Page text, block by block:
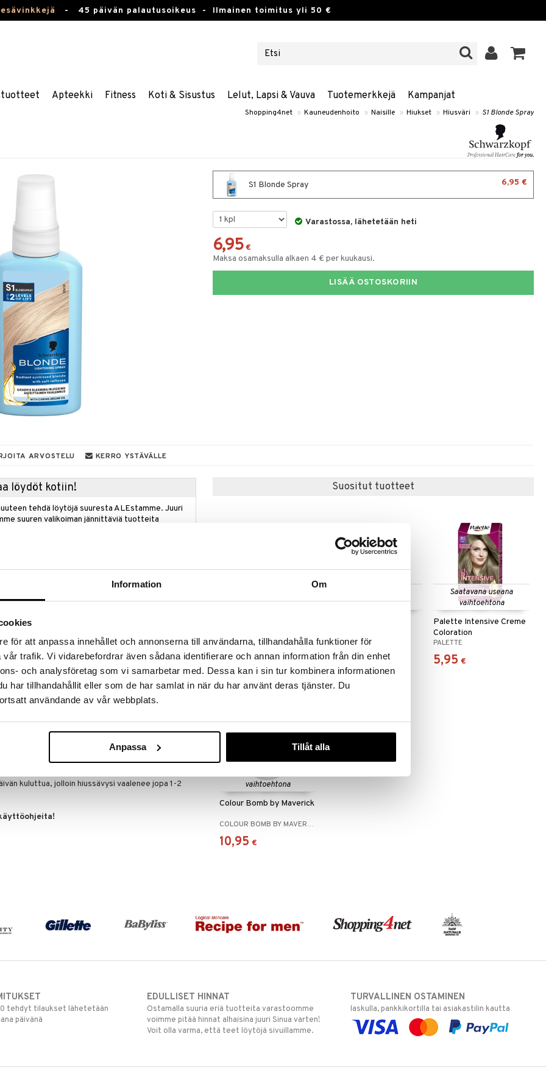
Information Om
för att anpassa innehållet och annonserna till användarna, tillhandahålla funktioner för
trafik. Vi vidarebefordrar även sådana identifierare och annan information från din enhet
och analysföretag som vi samarbetar med. Dessa kan i sin tur kombinera informationen
har tillhandahållit eller som de har samlat in när du har använt deras tjänster. Du
användande av vår webbplats.
Anpassa Tillåt alla
- 45 päivän palautusoikeus - Ilmainen toimitus yli 50 €
Apteekki Fitness Koti & Sisustus Lelut, Lapsi & Vauva Tuotemerkkejä Kampanjat
Shopping4net » Kauneudenhoito » Naisille » Hiukset » Hiusväri » S1 Blonde Spray
S1 Blonde Spray 6,95 €
Varastossa, lähetetään heti
6,95 €
Maksa osamaksulla alkaen 4 € per kuukausi.
LISÄÄ OSTOSKORIIN
ARVOSTELU KERRO YSTÄVÄLLE
löydöt kotiin!
tehdä löytöjä suuresta ALEstamme. Juuri
suuren valikoiman jännittäviä tuotteita
joka antaa sinulle upeita auringon vaalentamia
¼ sävyä jokaisella levityskerralla ja suihke
ja kiiltävät! Tämän fantastisen vaalennussuihkeen
haluat! Suihkuta hiuksiin luodaksesi
Vahvista tulosta olemalla auringossa tai
ja antaa pehmeitä kesäisiä raitoja ja kauniin
Ei tule pestä pois hiuksista. Saadaksesi
ulkoiselle lämmölle kuten esim. auringonvalolle tai
kuluttua, jolloin hiussävysi vaalenee jopa 1-2
Suositut tuotteet
vaihtoehtona
WELLA PROFESSIONALS
alk.13,95 €
vaihtoehtona
SCHWARZKOPF
8,95 €
Saatavana useana
vaihtoehtona
Palette Intensive Creme
Coloration
PALETTE
5,95 €
vaihtoehtona
Colour Bomb by Maverick
COLOUR BOMB BY MAVERICK
10,95 €
tehdyt tilaukset lähetetään
päivänä
EDULLISET HINNAT
Ostamalla suuria eriä tuotteita varastoomme
voimme pitää hinnat alhaisina juuri Sinua varten!
Voit olla varma, että teet löytöjä sivuillamme.
TURVALLINEN OSTAMINEN
laskulla, pankkikortilla tai asiakastilin kautta